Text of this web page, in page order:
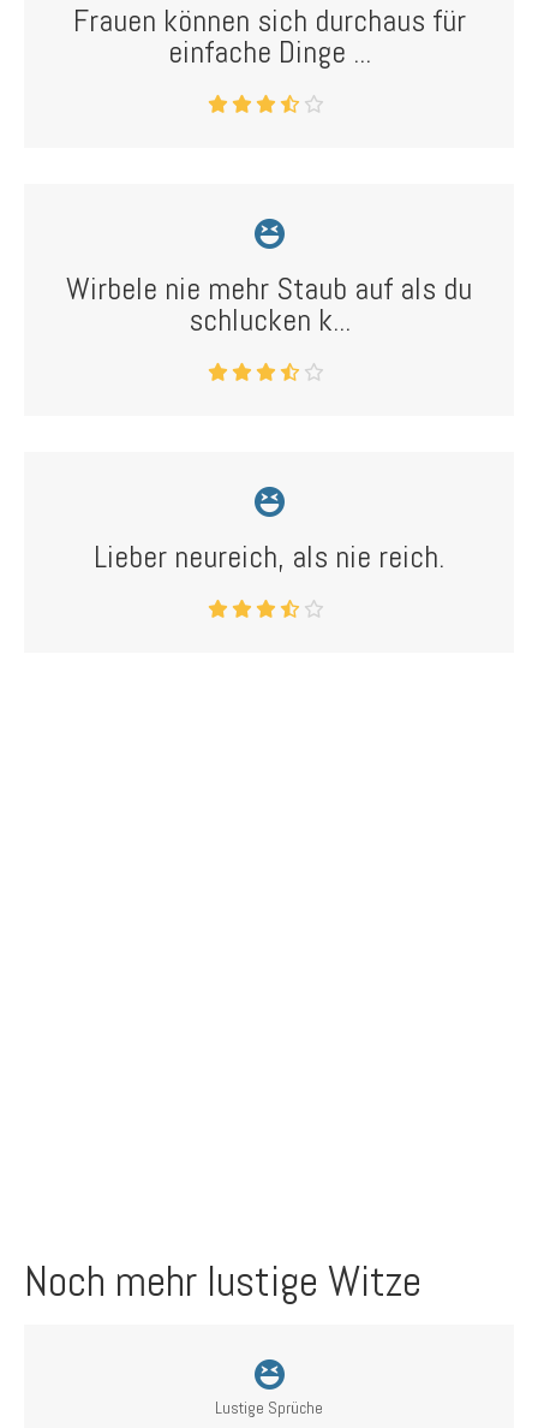
Frauen können sich durchaus für
einfache Dinge ...
Wirbele nie mehr Staub auf als du
schlucken k...
Lieber neureich, als nie reich.
Noch mehr lustige Witze
Lustige Sprüche